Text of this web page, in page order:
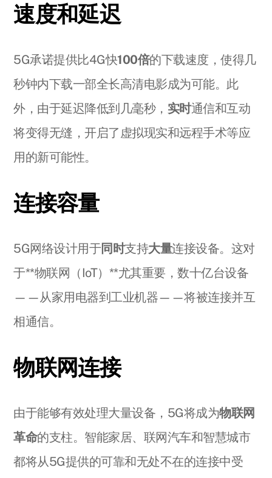
速度和延迟
5G承诺提供比4G快100倍的下载速度，使得几
秒钟内下载一部全长高清电影成为可能。此
外，由于延迟降低到几毫秒， 实时通信和互动
将变得无缝，开启了虚拟现实和远程手术等应
用的新可能性。
连接容量
5G网络设计用于同时支持大量连接设备。这对
于**物联网（IoT）**尤其重要，数十亿台设备
——从家用电器到工业机器——将被连接并互
相通信。
物联网连接
由于能够有效处理大量设备，5G将成为物联网
革命的支柱。智能家居、联网汽车和智慧城市
都将从5G提供的可靠和无处不在的连接中受